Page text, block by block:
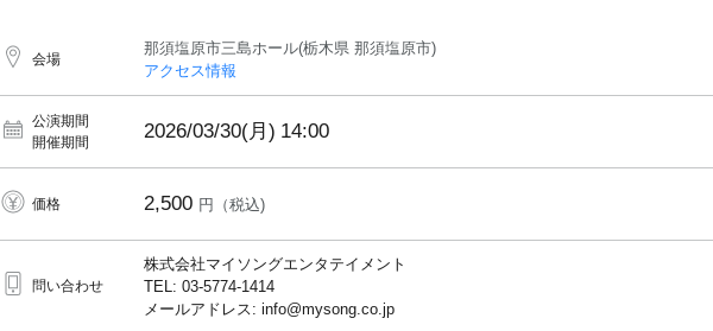
会場
那須塩原市三島ホール(栃木県 那須塩原市)
アクセス情報
公演期間
開催期間
2026/03/30(月) 14:00
価格 2,500 円（税込)
問い合わせ
株式会社マイソングエンタテイメント
TEL: 03-5774-1414
メールアドレス: info@mysong.co.jp